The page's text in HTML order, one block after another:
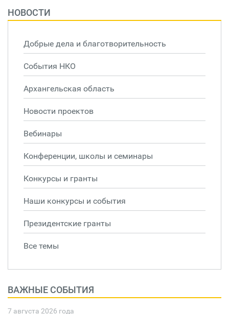
НОВОСТИ
Добрые дела и благотворительность
События НКО
Архангельская область
Новости проектов
Вебинары
Конференции, школы и семинары
Конкурсы и гранты
Наши конкурсы и события
Президентские гранты
Все темы
ВАЖНЫЕ СОБЫТИЯ
7 августа 2026 года